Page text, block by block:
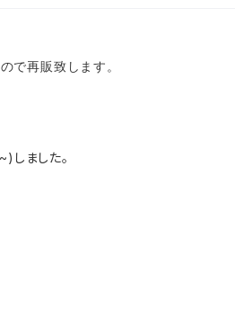
で再販致します。
)しました。